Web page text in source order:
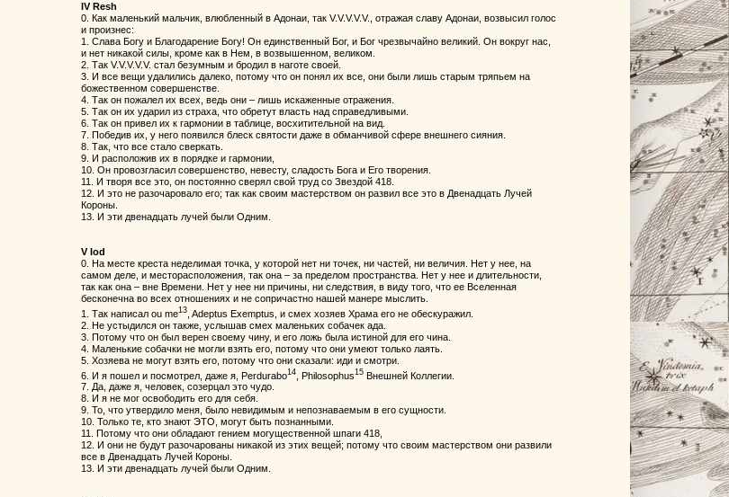
IV Resh
0. Как маленький мальчик, влюбленный в Адонаи, так V.V.V.V.V., отражая славу Адонаи, возвысил голос
и произнес:
1. Слава Богу и Благодарение Богу! Он единственный Бог, и Бог чрезвычайно великий. Он вокруг нас,
и нет никакой силы, кроме как в Нем, в возвышенном, великом.
2. Так V.V.V.V.V. стал безумным и бродил в наготе своей.
3. И все вещи удалились далеко, потому что он понял их все, они были лишь старым тряпьем на
божественном совершенстве.
4. Так он пожалел их всех, ведь они – лишь искаженные отражения.
5. Так он их ударил из страха, что обретут власть над справедливыми.
6. Так он привел их к гармонии в таблице, восхитительной на вид.
7. Победив их, у него появился блеск святости даже в обманчивой сфере внешнего сияния.
8. Так, что все стало сверкать.
9. И расположив их в порядке и гармонии,
10. Он провозгласил совершенство, невесту, сладость Бога и Его творения.
11. И творя все это, он постоянно сверял свой труд со Звездой 418.
12. И это не разочаровало его; так как своим мастерством он развил все это в Двенадцать Лучей
Короны.
13. И эти двенадцать лучей были Одним.
V Iod
0. На месте креста неделимая точка, у которой нет ни точек, ни частей, ни величия. Нет у нее, на
самом деле, и месторасположения, так она – за пределом пространства. Нет у нее и длительности,
так как она – вне Времени. Нет у нее ни причины, ни следствия, в виду того, что ее Вселенная
бесконечна во всех отношениях и не сопричастно нашей манере мыслить.
1. Так написал ou me13 , Adeptus Exemptus, и смех хозяев Храма его не обескуражил.
2. Не устыдился он также, услышав смех маленьких собачек ада.
3. Потому что он был верен своему чину, и его ложь была истиной для его чина.
4. Маленькие собачки не могли взять его, потому что они умеют только лаять.
5. Хозяева не могут взять его, потому что они сказали: иди и смотри.
6. И я пошел и посмотрел, даже я, Perdurabo14 , Philosophus15 Внешней Коллегии.
7. Да, даже я, человек, созерцал это чудо.
8. И я не мог освободить его для себя.
9. То, что утвердило меня, было невидимым и непознаваемым в его сущности.
10. Только те, кто знают ЭТО, могут быть познанными.
11. Потому что они обладают гением могущественной шпаги 418,
12. И они не будут разочарованы никакой из этих вещей; потому что своим мастерством они развили
все в Двенадцать Лучей Короны.
13. И эти двенадцать лучей были Одним.